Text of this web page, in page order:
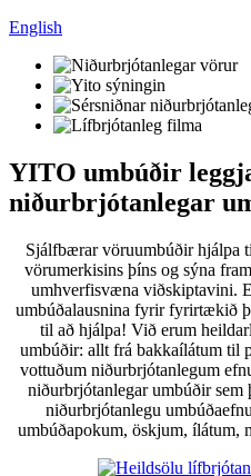
English
YITO umbúðir
niðurbrjótanlegar
Sjálfbærar vöruumbúðir hjálpa
vörumerkisins þíns og sýna
umhverfisvæna viðskiptavini.
umbúðalausnina fyrir fyrirtækið
til að hjálpa! Við erum
umbúðir: allt frá bakkaílátum til
vottuðum niðurbrjótanlegum
niðurbrjótanlegar umbúðir sem
niðurbrjótanlegu
umbúðapokum, öskjum, ílátum,